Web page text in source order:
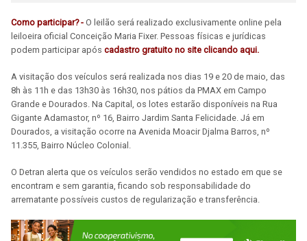
Como participar? - O leilão será realizado exclusivamente online pela
leiloeira oficial Conceição Maria Fixer. Pessoas físicas e jurídicas
podem participar após cadastro gratuito no site clicando aqui.
A visitação dos veículos será realizada nos dias 19 e 20 de maio, das
8h às 11h e das 13h30 às 16h30, nos pátios da PMAX em Campo
Grande e Dourados. Na Capital, os lotes estarão disponíveis na Rua
Gigante Adamastor, nº 16, Bairro Jardim Santa Felicidade. Já em
Dourados, a visitação ocorre na Avenida Moacir Djalma Barros, nº
11.355, Bairro Núcleo Colonial.
O Detran alerta que os veículos serão vendidos no estado em que se
encontram e sem garantia, ficando sob responsabilidade do
arrematante possíveis custos de regularização e transferência.